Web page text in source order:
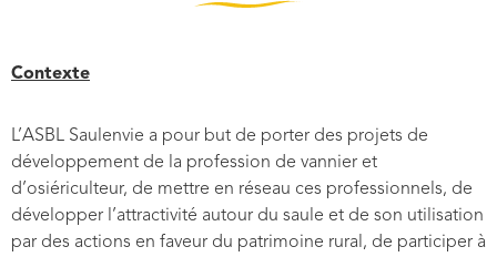
Contexte
L’ASBL Saulenvie a pour but de porter des projets de
développement de la profession de vannier et
d’osiériculteur, de mettre en réseau ces professionnels, de
développer l’attractivité autour du saule et de son utilisation
par des actions en faveur du patrimoine rural, de participer à